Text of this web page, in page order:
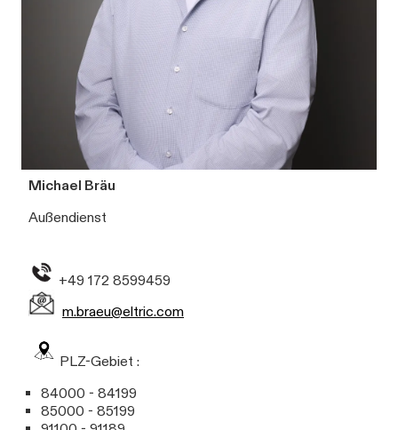
Michael Bräu
Außendienst
+49 172 8599459
m.braeu@eltric.com
PLZ-Gebiet :
84000 - 84199
85000 - 85199